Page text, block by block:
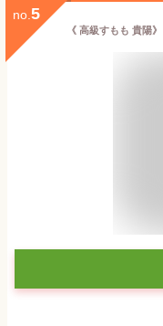
no. 5